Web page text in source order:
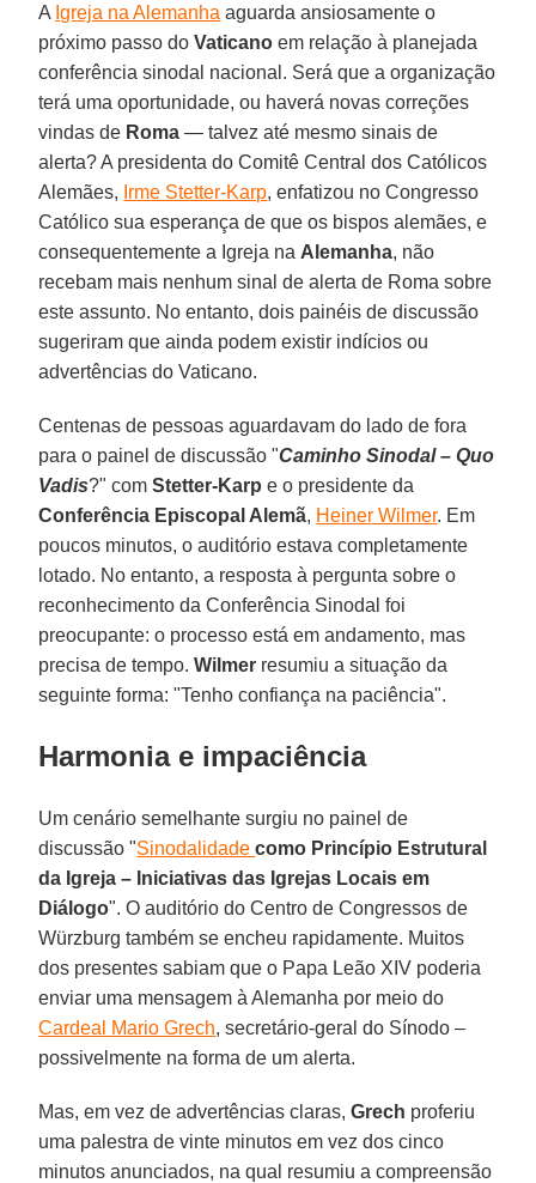
A Igreja na Alemanha aguarda ansiosamente o
próximo passo doVaticano em relação à planejada
conferência sinodal nacional. Será que a organização
terá uma oportunidade, ou haverá novas correções
vindas de Roma — talvez até mesmo sinais de
alerta? A presidenta do Comitê Central dos Católicos
Alemães, Irme Stetter-Karp, enfatizou no Congresso
Católico sua esperança de que os bispos alemães, e
consequentemente a Igreja na Alemanha, não
recebam mais nenhum sinal de alerta de Roma sobre
este assunto. No entanto, dois painéis de discussão
sugeriram que ainda podem existir indícios ou
advertências do Vaticano.
Centenas de pessoas aguardavam do lado de fora
para o painel de discussão "Caminho Sinodal – Quo
Vadis?" comStetter-Karp e o presidente da
Conferência Episcopal Alemã, Heiner Wilmer. Em
poucos minutos, o auditório estava completamente
lotado. No entanto, a resposta à pergunta sobre o
reconhecimento da Conferência Sinodal foi
preocupante: o processo está em andamento, mas
precisa de tempo.Wilmer resumiu a situação da
seguinte forma: "Tenho confiança na paciência".
Harmonia e impaciência
Um cenário semelhante surgiu no painel de
discussão "Sinodalidadecomo Princípio Estrutural
da Igreja – Iniciativas das Igrejas Locais em
Diálogo". O auditório do Centro de Congressos de
Würzburg também se encheu rapidamente. Muitos
dos presentes sabiam que o Papa Leão XIV poderia
enviar uma mensagem à Alemanha por meio do
Cardeal Mario Grech, secretário-geral do Sínodo –
possivelmente na forma de um alerta.
Mas, em vez de advertências claras,Grech proferiu
uma palestra de vinte minutos em vez dos cinco
minutos anunciados, na qual resumiu a compreensão